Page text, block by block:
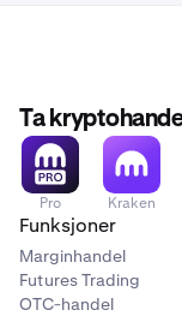
Ta
Pro Kraken
Funksjoner
Marginhandel
Futures Trading
OTC-handel